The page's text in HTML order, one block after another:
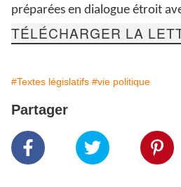
préparées en dialogue étroit
TÉLÉCHARGER LA
#Textes législatifs #vie politique
Partager